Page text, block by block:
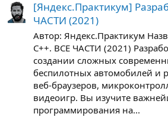
[Яндекс.Практикум]
ЧАСТИ (2021)
Автор: Яндекс.Практикум
C++. ВСЕ ЧАСТИ (2021)
создании сложных
беспилотных автомобилей и
веб-браузеров,
видеоигр. Вы изучите
программирования на...